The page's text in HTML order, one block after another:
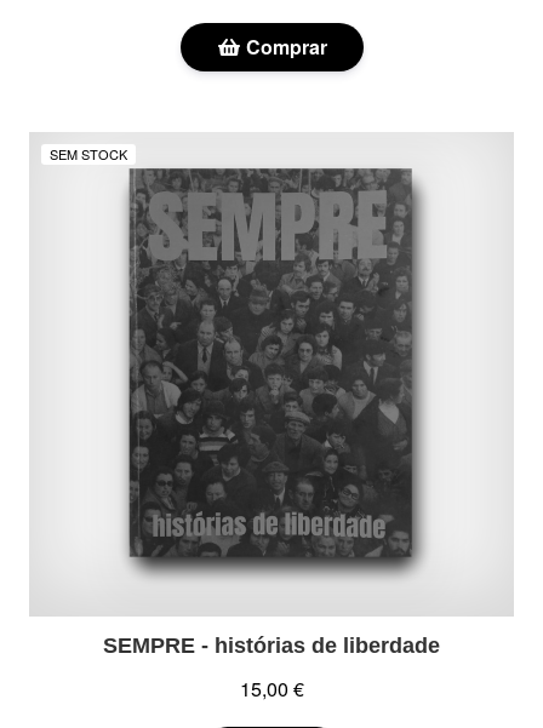
Comprar
SEM STOCK
SEMPRE - histórias de liberdade
15,00 €